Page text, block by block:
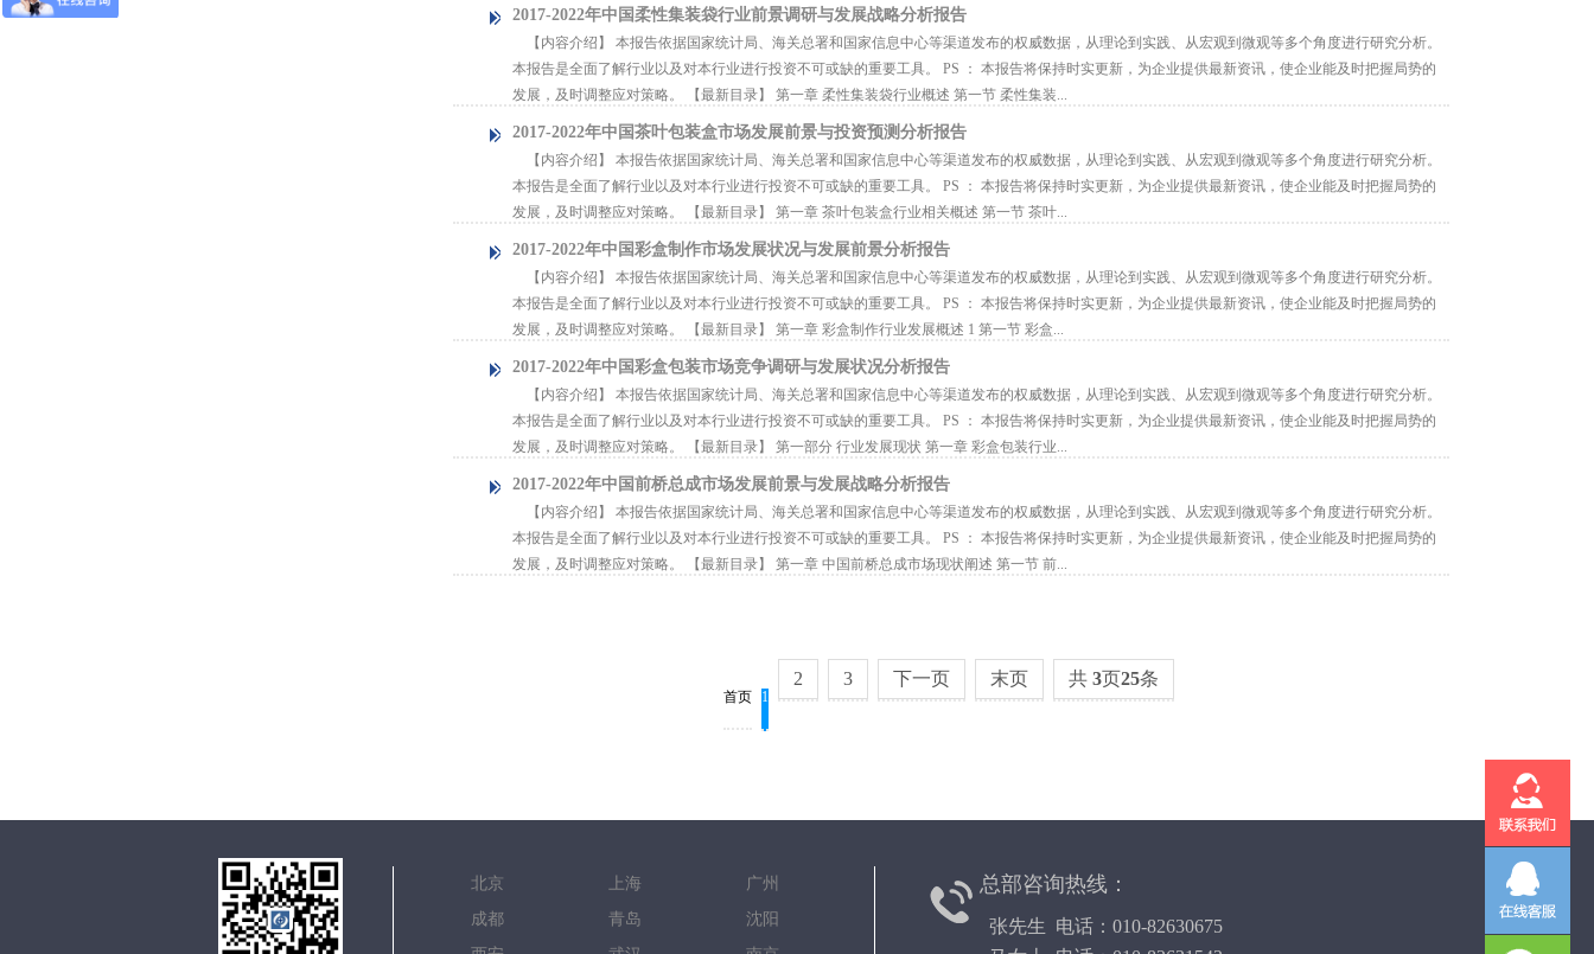
2017-2022年中国柔性集装袋行业前景调研与发展战略分析报告
【内容介绍】 本报告依据国家统计局、海关总署和国家信息中心等渠道发布的权威数据，从理论到实践、从宏观到微观等多个角度进行研究分析。
本报告是全面了解行业以及对本行业进行投资不可或缺的重要工具。 PS ： 本报告将保持时实更新，为企业提供最新资讯，使企业能及时把握局势的
发展，及时调整应对策略。 【最新目录】 第一章 柔性集装袋行业概述 第一节 柔性集装...
2017-2022年中国茶叶包装盒市场发展前景与投资预测分析报告
【内容介绍】 本报告依据国家统计局、海关总署和国家信息中心等渠道发布的权威数据，从理论到实践、从宏观到微观等多个角度进行研究分析。
本报告是全面了解行业以及对本行业进行投资不可或缺的重要工具。 PS ： 本报告将保持时实更新，为企业提供最新资讯，使企业能及时把握局势的
发展，及时调整应对策略。 【最新目录】 第一章 茶叶包装盒行业相关概述 第一节 茶叶...
2017-2022年中国彩盒制作市场发展状况与发展前景分析报告
【内容介绍】 本报告依据国家统计局、海关总署和国家信息中心等渠道发布的权威数据，从理论到实践、从宏观到微观等多个角度进行研究分析。
本报告是全面了解行业以及对本行业进行投资不可或缺的重要工具。 PS ： 本报告将保持时实更新，为企业提供最新资讯，使企业能及时把握局势的
发展，及时调整应对策略。 【最新目录】 第一章 彩盒制作行业发展概述 1 第一节 彩盒...
2017-2022年中国彩盒包装市场竞争调研与发展状况分析报告
【内容介绍】 本报告依据国家统计局、海关总署和国家信息中心等渠道发布的权威数据，从理论到实践、从宏观到微观等多个角度进行研究分析。
本报告是全面了解行业以及对本行业进行投资不可或缺的重要工具。 PS ： 本报告将保持时实更新，为企业提供最新资讯，使企业能及时把握局势的
发展，及时调整应对策略。 【最新目录】 第一部分 行业发展现状 第一章 彩盒包装行业...
2017-2022年中国前桥总成市场发展前景与发展战略分析报告
【内容介绍】 本报告依据国家统计局、海关总署和国家信息中心等渠道发布的权威数据，从理论到实践、从宏观到微观等多个角度进行研究分析。
本报告是全面了解行业以及对本行业进行投资不可或缺的重要工具。 PS ： 本报告将保持时实更新，为企业提供最新资讯，使企业能及时把握局势的
发展，及时调整应对策略。 【最新目录】 第一章 中国前桥总成市场现状阐述 第一节 前...
首页 1
2 3 下一页 末页 共 3页25条
北京 上海 广州
成都 青岛 沈阳
总部咨询热线：
张先生 电话：010-82630675